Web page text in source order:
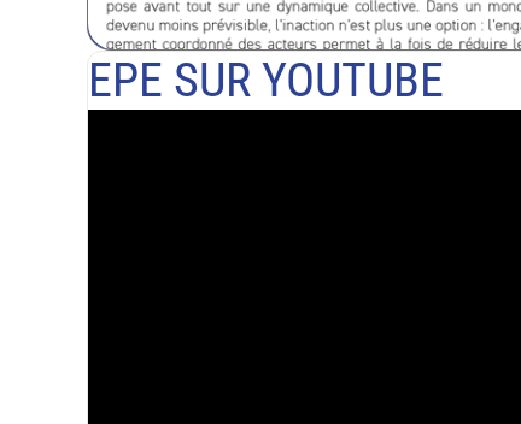
EPE SUR YOUTUBE